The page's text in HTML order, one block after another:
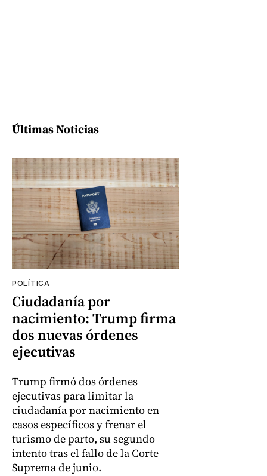
Últimas Noticias
POLÍTICA
Ciudadanía por
nacimiento: Trump firma
dos nuevas órdenes
ejecutivas
Trump firmó dos órdenes
ejecutivas para limitar la
ciudadanía por nacimiento en
casos específicos y frenar el
turismo de parto, su segundo
intento tras el fallo de la Corte
Suprema de junio.